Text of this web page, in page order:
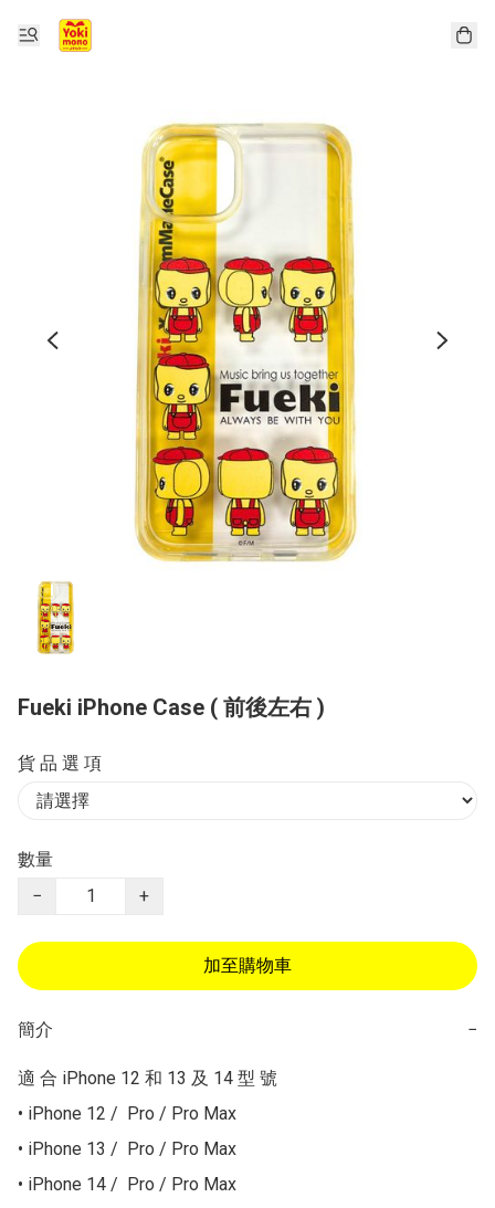
Fueki iPhone Case ( 前後左右 )
貨 品 選 項
數量
−
+
加至購物車
簡介 −
適 合 iPhone 12 和 13 及 14 型 號
• iPhone 12 /  Pro / Pro Max
• iPhone 13 /  Pro / Pro Max
• iPhone 14 /  Pro / Pro Max